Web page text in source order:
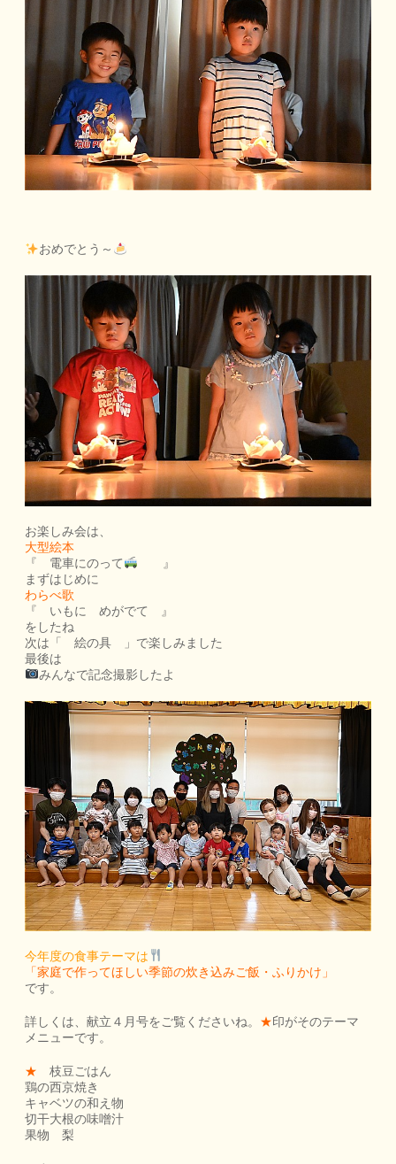
おめでとう～
お楽しみ会は、
大型絵本
『 電車にのって
』
まずはじめに
わらべ歌
『 いもに めがでて 』
をしたね
次は「 絵の具 」で楽しみました
最後は
みんなで記念撮影したよ
今年度の食事テーマは
「家庭で作ってほしい季節の炊き込みご飯・ふりかけ」
です。
詳しくは、献立４月号をご覧くださいね。 ★ 印がそのテーマ
メニューです。
★枝豆ごはん
鶏の西京焼き
キャベツの和え物
切干大根の味噌汁
果物 梨